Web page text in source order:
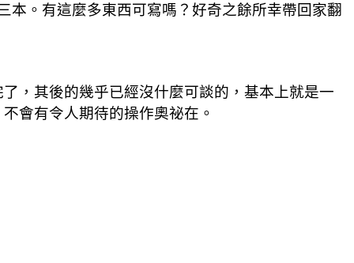
本。有這麼多東西可寫嗎？好奇之餘所幸帶回家翻
，其後的幾乎已經沒什麼可談的，基本上就是一
會有令人期待的操作奧祕在。